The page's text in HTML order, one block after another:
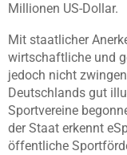
Millionen US-Dollar.
Mit staatlicher
wirtschaftliche und
jedoch nicht
Deutschlands gut
Sportvereine
der Staat erkennt
öffentliche